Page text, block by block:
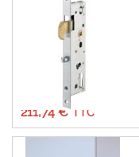
211,74 €
176,45 €